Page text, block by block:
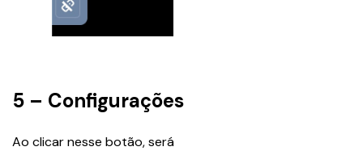
5 – Configurações
Ao clicar nesse botão, será